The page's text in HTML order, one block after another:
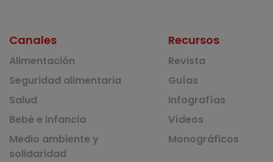
Canales
Alimentación
Seguridad alimentaria
Salud
Bebé e infancia
Medio ambiente y
solidaridad
Recursos
Revista
Guías
Infografías
Vídeos
Monográficos